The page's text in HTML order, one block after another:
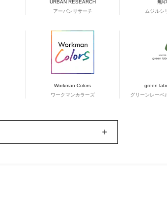
URBAN RESEARCH
アーバンリサーチ
無
ムジルシ
Workman Colors
ワークマンカラーズ
green
グリーンレー